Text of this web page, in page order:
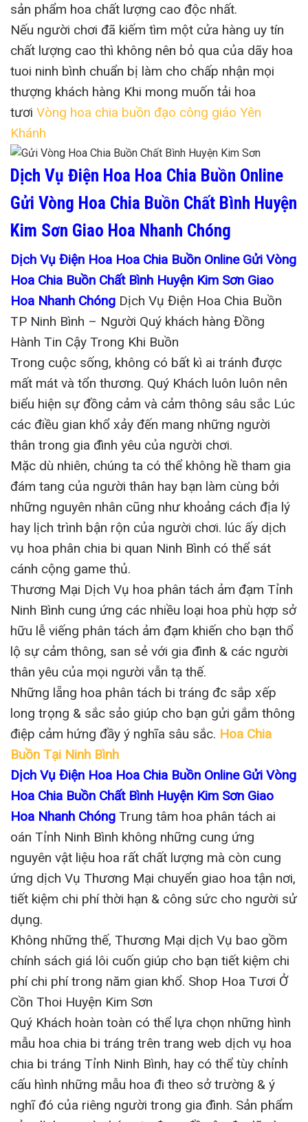
sản phẩm hoa chất lượng cao độc nhất.
Nếu người chơi đã kiếm tìm một cửa hàng uy tín
chất lượng cao thì không nên bỏ qua của dãy hoa
tuoi ninh bình chuẩn bị làm cho chấp nhận mọi
thượng khách hàng Khi mong muốn tải hoa
tươi Vòng hoa chia buồn đạo công giáo Yên
Khánh
Dịch Vụ Điện Hoa Hoa Chia Buồn Online
Gửi Vòng Hoa Chia Buồn Chất Bình Huyện
Kim Sơn Giao Hoa Nhanh Chóng
Dịch Vụ Điện Hoa Hoa Chia Buồn Online Gửi Vòng
Hoa Chia Buồn Chất Bình Huyện Kim Sơn Giao
Hoa Nhanh Chóng Dịch Vụ Điện Hoa Chia Buồn
TP Ninh Bình – Người Quý khách hàng Đồng
Hành Tin Cậy Trong Khi Buồn
Trong cuộc sống, không có bất kì ai tránh được
mất mát và tổn thương. Quý Khách luôn luôn nên
biểu hiện sự đồng cảm và cảm thông sâu sắc Lúc
các điều gian khổ xảy đến mang những người
thân trong gia đình yêu của người chơi.
Mặc dù nhiên, chúng ta có thể không hề tham gia
đám tang của người thân hay bạn làm cùng bởi
những nguyên nhân cũng như khoảng cách địa lý
hay lịch trình bận rộn của người chơi. lúc ấy dịch
vụ hoa phân chia bi quan Ninh Bình có thể sát
cánh cộng game thủ.
Thương Mại Dịch Vụ hoa phân tách ảm đạm Tỉnh
Ninh Bình cung ứng các nhiều loại hoa phù hợp sở
hữu lễ viếng phân tách ảm đạm khiến cho bạn thổ
lộ sự cảm thông, san sẻ với gia đình & các người
thân yêu của mọi người vẫn tạ thế.
Những lẵng hoa phân tách bi tráng đc sắp xếp
long trọng & sắc sảo giúp cho bạn gửi gắm thông
điệp cảm hứng đầy ý nghĩa sâu sắc. Hoa Chia
Buồn Tại Ninh Bình
Dịch Vụ Điện Hoa Hoa Chia Buồn Online Gửi Vòng
Hoa Chia Buồn Chất Bình Huyện Kim Sơn Giao
Hoa Nhanh Chóng Trung tâm hoa phân tách ai
oán Tỉnh Ninh Bình không những cung ứng
nguyên vật liệu hoa rất chất lượng mà còn cung
ứng dịch Vụ Thương Mại chuyển giao hoa tận nơi,
tiết kiệm chi phí thời hạn & công sức cho người sử
dụng.
Không những thế, Thương Mại dịch Vụ bao gồm
chính sách giá lôi cuốn giúp cho bạn tiết kiệm chi
phí chi phí trong năm gian khổ. Shop Hoa Tươi Ở
Cồn Thoi Huyện Kim Sơn
Quý Khách hoàn toàn có thể lựa chọn những hình
mẫu hoa chia bi tráng trên trang web dịch vụ hoa
chia bi tráng Tỉnh Ninh Bình, hay có thể tùy chỉnh
cấu hình những mẫu hoa đi theo sở trường & ý
nghĩ đó của riêng người trong gia đình. Sản phẩm